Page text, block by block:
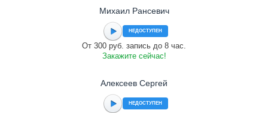
Михаил Рансевич
НЕДОСТУПЕН
От 300 руб. запись до 8 час.
Закажите сейчас!
Алексеев Сергей
НЕДОСТУПЕН